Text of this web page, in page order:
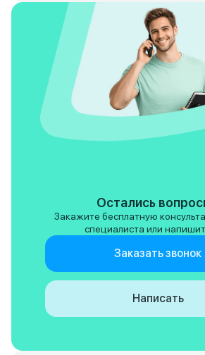
Остались
Закажите бесплатную
специалиста или
Заказать звонок
Написать